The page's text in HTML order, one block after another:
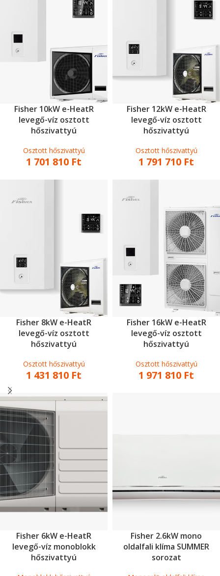
Fisher 10kW e-HeatR
levegő-víz osztott
hőszivattyú
Osztott hőszivattyú
1 701 810 Ft
Fisher 12kW e-HeatR
levegő-víz osztott
hőszivattyú
Osztott hőszivattyú
1 791 710 Ft
Fisher 8kW e-HeatR
levegő-víz osztott
hőszivattyú
Osztott hőszivattyú
1 431 810 Ft
Fisher 16kW e-HeatR
levegő-víz osztott
hőszivattyú
Osztott hőszivattyú
1 971 810 Ft
Fisher 6kW e-HeatR
levegő-víz monoblokk
hőszivattyú
Fisher 2.6kW mono
oldalfali klíma SUMMER
sorozat